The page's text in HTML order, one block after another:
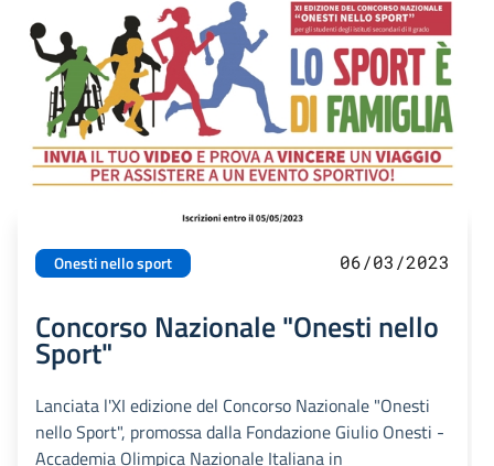
Onesti nello sport 06/03/2023
Concorso Nazionale "Onesti nello
Sport"
Lanciata l'XI edizione del Concorso Nazionale "Onesti
nello Sport", promossa dalla Fondazione Giulio Onesti -
Accademia Olimpica Nazionale Italiana in